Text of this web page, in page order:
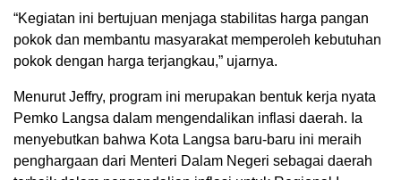
“Kegiatan ini bertujuan menjaga stabilitas harga pangan
pokok dan membantu masyarakat memperoleh kebutuhan
pokok dengan harga terjangkau,” ujarnya.
Menurut Jeffry, program ini merupakan bentuk kerja nyata
Pemko Langsa dalam mengendalikan inflasi daerah. Ia
menyebutkan bahwa Kota Langsa baru-baru ini meraih
penghargaan dari Menteri Dalam Negeri sebagai daerah